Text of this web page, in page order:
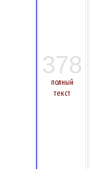
378
полный
текст